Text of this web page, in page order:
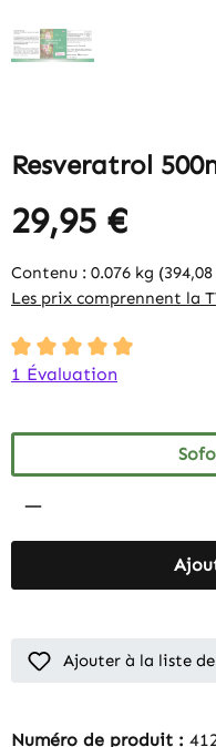
Resveratrol
29,95 €
Contenu : 0.076 kg
Les prix comprennent la
Durchschnittliche
1 Évaluation
Produkt Anzahl:
Ajouter à la liste
Numéro de produit :